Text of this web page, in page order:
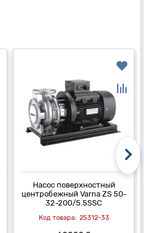
Насос поверхностный
центробежный Varna ZS 50-
32-200/5.5SSC
25312-33